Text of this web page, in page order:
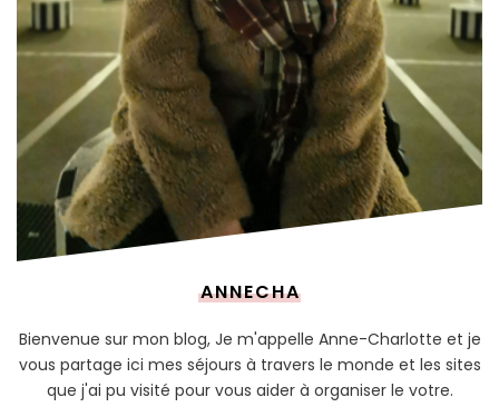
ANNECHA
Bienvenue sur mon blog, Je m'appelle Anne-Charlotte et je
vous partage ici mes séjours à travers le monde et les sites
que j'ai pu visité pour vous aider à organiser le votre.